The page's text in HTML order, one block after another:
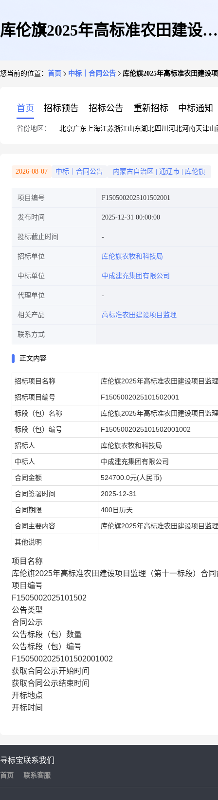
库伦旗2025年高标准农田建设项
您当前的位置： 首页 中标｜合同公告 库伦旗2025年高标准农田建设
首页 招标预告 招标公告 重新招标 中标通知
省份地区： 北京广东 上海江苏浙江山东湖北四川 河北河南天津山
2026-08-07 中标｜合同公告 内蒙古自治区 通辽市 库伦旗
项目编号 F1505002025101502001
发布时间 2025-12-31 00:00:00
投标截止时间
招标单位 库伦旗农牧和科技局
中标单位 中成建充集团有限公司
代理单位
相关产品 高标准农田建设项目监理
联系方式
正文内容
招标项目名称 库伦旗2025年高标准农田建设项目监
招标项目编号 F1505002025101502001
标段（包）名称 库伦旗2025年高标准农田建设项目监
标段（包）编号 F1505002025101502001002
招标人 库伦旗农牧和科技局
中标人 中成建充集团有限公司
合同金额 524700.0元(人民币)
合同签署时间 2025-12-31
合同期限 400日历天
合同主要内容 库伦旗2025年高标准农田建设项目监
其他说明
项目名称
库伦旗2025年高标准农田建设项目监理（第十一标段）合同
项目编号
F1505002025101502
公告类型
合同公示
公告标段（包）数量
公告标段（包）编号
F1505002025101502001002
获取合同公示开始时间
获取合同公示结束时间
开标地点
开标时间
寻标宝
首页
联系我们
联系客服